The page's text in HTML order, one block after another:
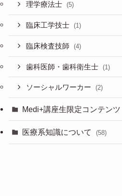
理学療法士 (5)
臨床工学技士 (1)
臨床検査技師 (4)
歯科医師・歯科衛生士 (1)
ソーシャルワーカー (2)
Medi+講座生限定コンテンツ
医療系知識について (58)